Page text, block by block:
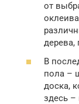
от
дерева,
В
пола –
доска,
здесь –